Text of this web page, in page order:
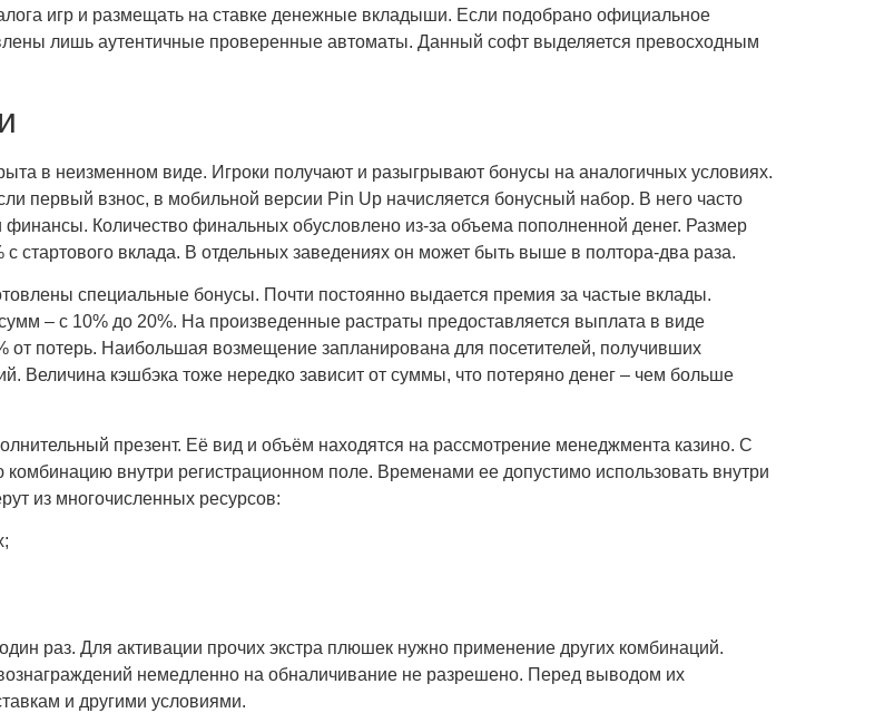
игр и размещать на ставке денежные вкладыши. Если подобрано официальное
лишь аутентичные проверенные автоматы. Данный софт выделяется превосходным
в неизменном виде. Игроки получают и разыгрывают бонусы на аналогичных условиях.
первый взнос, в мобильной версии Pin Up начисляется бонусный набор. В него часто
Количество финальных обусловлено из-за объема пополненной денег. Размер
стартового вклада. В отдельных заведениях он может быть выше в полтора-два раза.
специальные бонусы. Почти постоянно выдается премия за частые вклады.
– с 10% до 20%. На произведенные растраты предоставляется выплата в виде
потерь. Наибольшая возмещение запланирована для посетителей, получивших
Величина кэшбэка тоже нередко зависит от суммы, что потеряно денег – чем больше
презент. Её вид и объём находятся на рассмотрение менеджмента казино. С
внутри регистрационном поле. Временами ее допустимо использовать внутри
из многочисленных ресурсов:
раз. Для активации прочих экстра плюшек нужно применение других комбинаций.
немедленно на обналичивание не разрешено. Перед выводом их
и другими условиями.